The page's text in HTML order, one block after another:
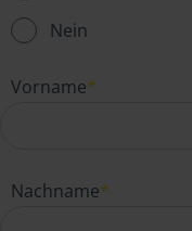
Nein
Vorname*
Nachname*